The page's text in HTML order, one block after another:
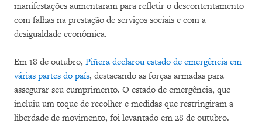
manifestações aumentaram para refletir o descontentamento
com falhas na prestação de serviços sociais e com a
desigualdade econômica.
Em 18 de outubro, Piñera declarou estado de emergência em
várias partes do país, destacando as forças armadas para
assegurar seu cumprimento. O estado de emergência, que
incluiu um toque de recolher e medidas que restringiram a
liberdade de movimento, foi levantado em 28 de outubro.